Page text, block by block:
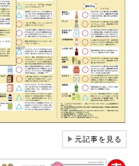
▶元記事を見る